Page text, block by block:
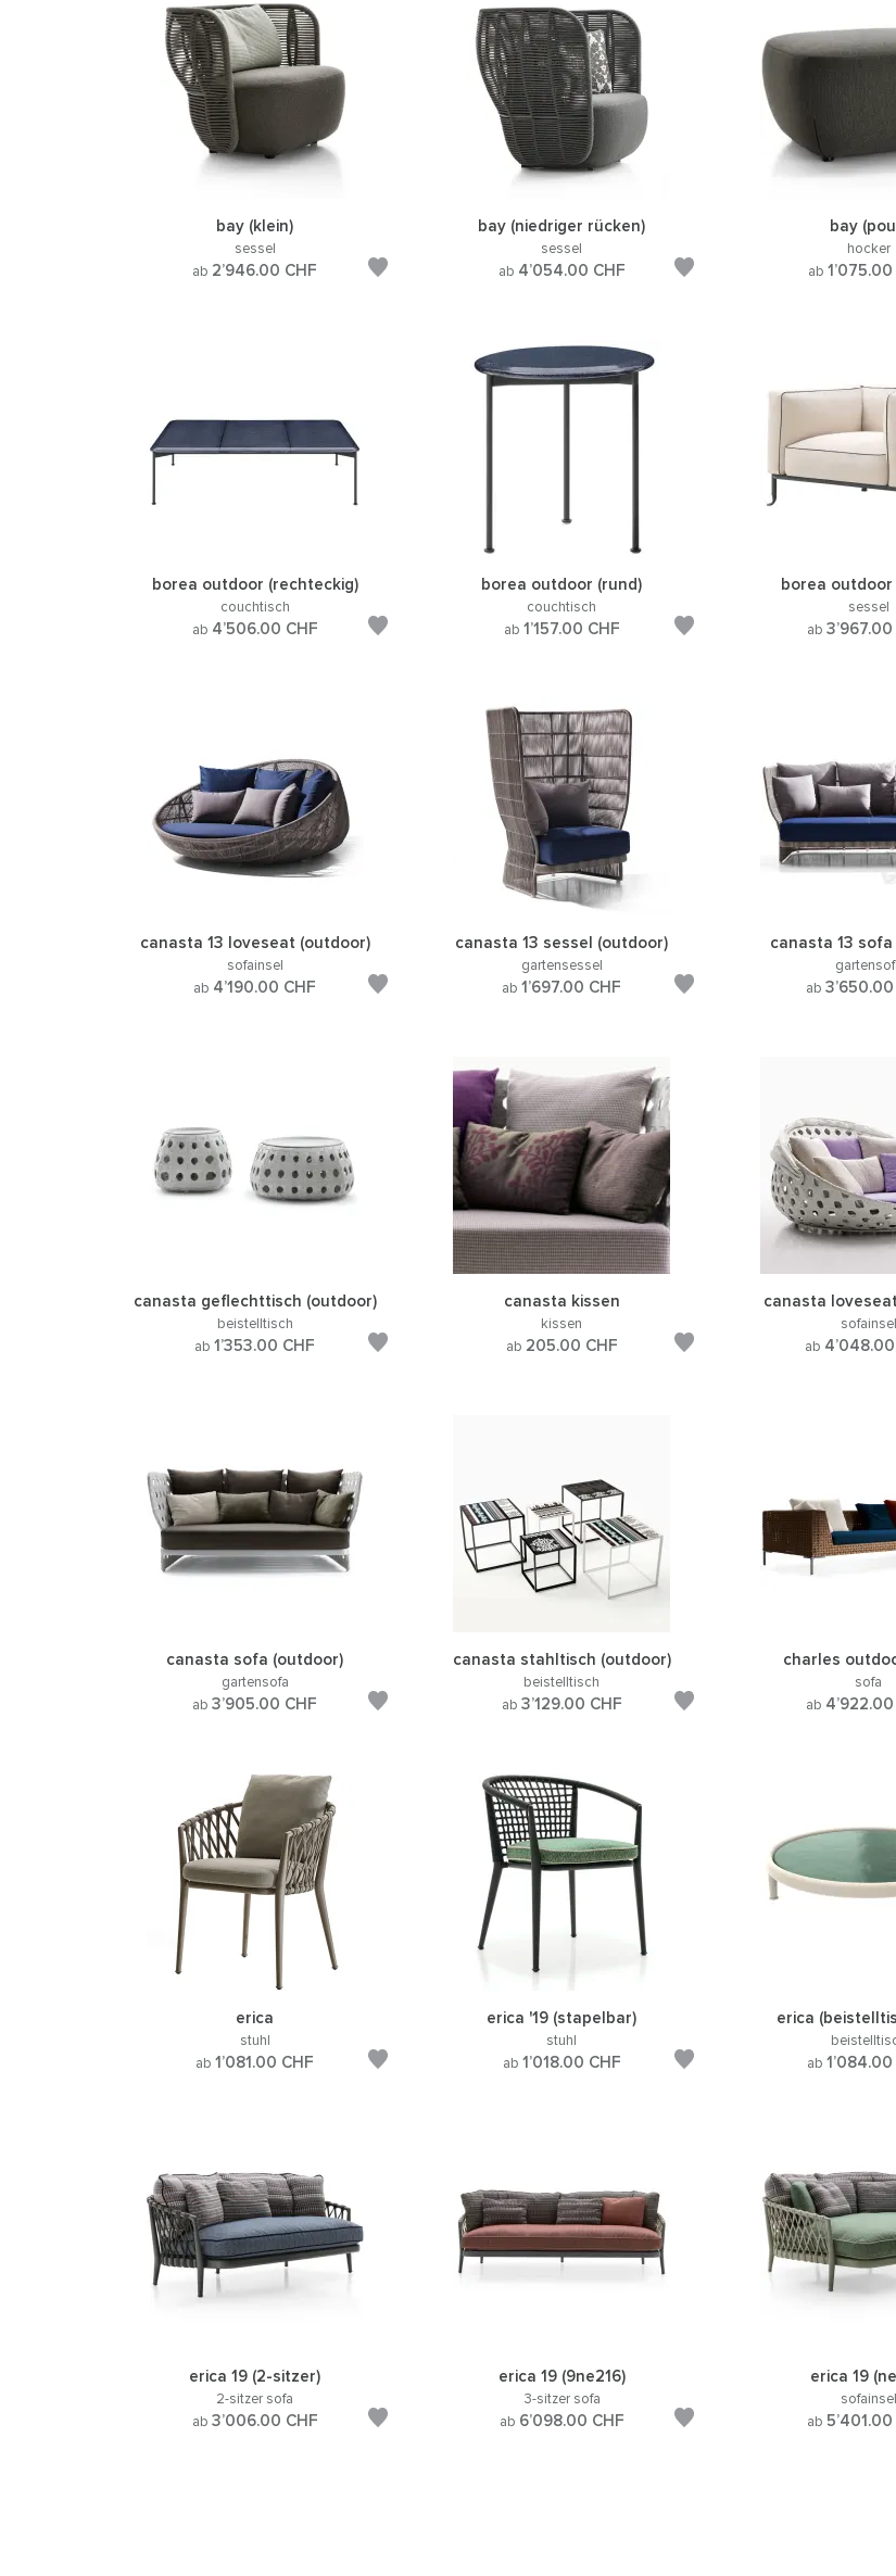
bay (klein)
sessel
ab 2’946.00 CHF
bay (niedriger rücken)
sessel
ab 4’054.00 CHF
bay
hocker
ab 1’075.00
borea outdoor (rechteckig)
couchtisch
ab 4’506.00 CHF
borea outdoor (rund)
couchtisch
ab 1’157.00 CHF
borea outdoor
sessel
ab3’967.00
canasta 13 loveseat (outdoor)
sofainsel
ab 4’190.00 CHF
canasta 13 sessel (outdoor)
gartensessel
ab1’697.00 CHF
canasta 13
ab3’650.00
canasta geflechttisch (outdoor)
beistelltisch
ab1’353.00 CHF
canasta kissen
kissen
ab 205.00 CHF
canasta
sofainsel
ab 4’048.00
canasta sofa (outdoor)
gartensofa
ab3’905.00 CHF
canasta stahltisch (outdoor)
beistelltisch
ab 3’129.00 CHF
charles
sofa
ab 4’922.00
erica
stuhl
ab1’081.00 CHF
erica '19 (stapelbar)
stuhl
ab 1’018.00 CHF
erica
ab1’084.00
erica 19 (2-sitzer)
2-sitzer sofa
ab 3’006.00 CHF
erica 19 (9ne216)
3-sitzer sofa
ab 6’098.00 CHF
erica 19
sofainsel
ab 5’401.00